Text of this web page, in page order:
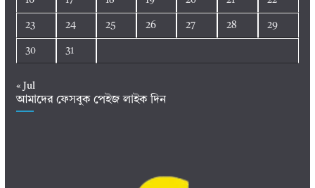
23 24 25 26 27 28 29
30 31
« Jul
আমাদের ফেসবুক পেইজ লাইক দিন